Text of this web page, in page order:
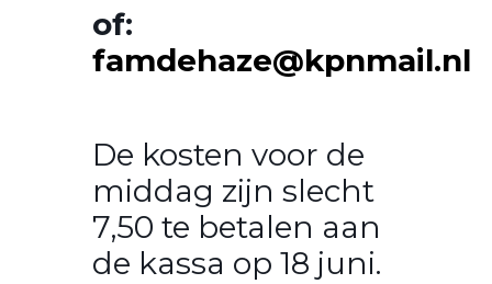
of:
famdehaze@kpnmail.nl
De kosten voor de
middag zijn slecht
7,50 te betalen aan
de kassa op 18 juni.